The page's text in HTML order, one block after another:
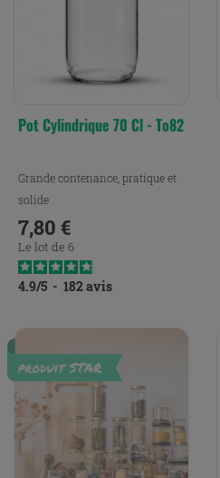
Pot Cylindrique 70 Cl - To82
Grande contenance, pratique et
solide
Prix
7,80 €
Le lot de 6
4.9/5 - 182avis